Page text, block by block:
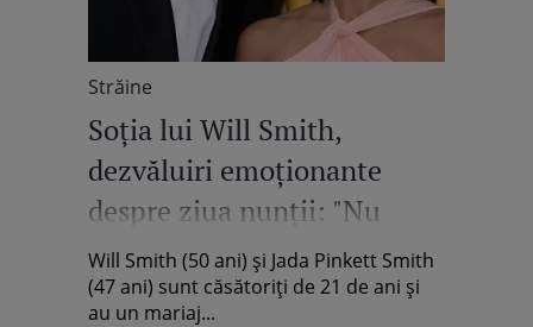
Străine
Soția lui Will Smith,
dezvăluiri emoționante
despre ziua nunții: "Nu
voiam să mă mărit"
Will Smith (50 ani) și Jada Pinkett Smith
(47 ani) sunt căsătoriți de 21 de ani și
au un mariaj...